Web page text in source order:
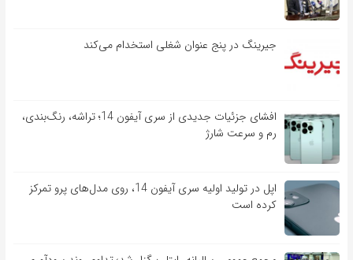
جیرینگ در پنج عنوان شغلی استخدام می‌کند
افشای جزئیات جدیدی از سری آیفون 14؛ تراشه، رنگ‌بندی،
رم و سرعت شارژ
اپل در تولید اولیه سری آیفون 14، روی مدل‌های پرو تمرکز
کرده است